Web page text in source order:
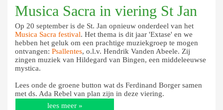
Musica Sacra in viering St Jan
Op 20 september is de St. Jan opnieuw onderdeel van het
Musica Sacra festival. Het thema is dit jaar 'Extase' en we
hebben het geluk om een prachtige muziekgroep te mogen
ontvangen: Psallentes, o.l.v. Hendrik Vanden Abeele. Zij
zingen muziek van Hildegard van Bingen, een middeleeuwse
mystica.
Lees onde de groene button wat ds Ferdinand Borger samen
met ds. Ada Rebel van plan zijn in deze viering.
lees meer »